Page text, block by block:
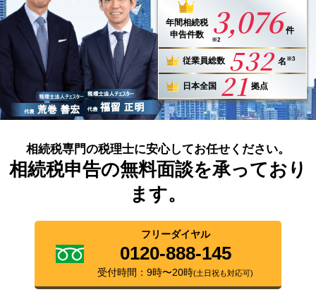
年間相続税
申告件数
3,076 件
※2
従業員総数 532 名 ※3
日本全国 21 拠点
相続税専門の税理士に安心してお任せください。
相続税申告の無料面談を承っており
ます。
フリーダイヤル
0120-888-145
受付時間：9時〜20時(土日祝も対応可)